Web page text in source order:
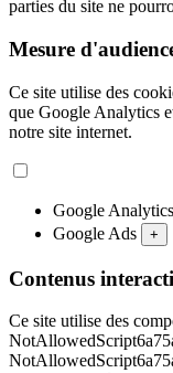
parties du site ne
Mesure
Ce site utilise des
que Google Analytics
notre site internet.
Google Analytics
Google Ads +
Contenus
Ce site utilise des